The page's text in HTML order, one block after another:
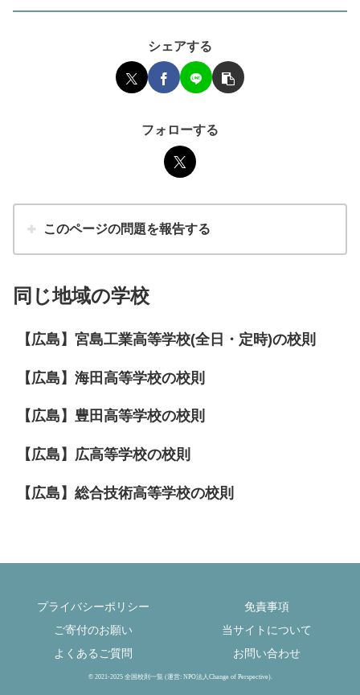
シェアする
フォローする
このページの問題を報告する
同じ地域の学校
【広島】宮島工業高等学校(全日・定時)の校則
【広島】海田高等学校の校則
【広島】豊田高等学校の校則
【広島】広高等学校の校則
【広島】総合技術高等学校の校則
プライバシーポリシー
免責事項
ご寄付のお願い
当サイトについて
よくあるご質問
お問い合わせ
© 2021-2025 全国校則一覧 (運営: NPO法人Change of Perspective).